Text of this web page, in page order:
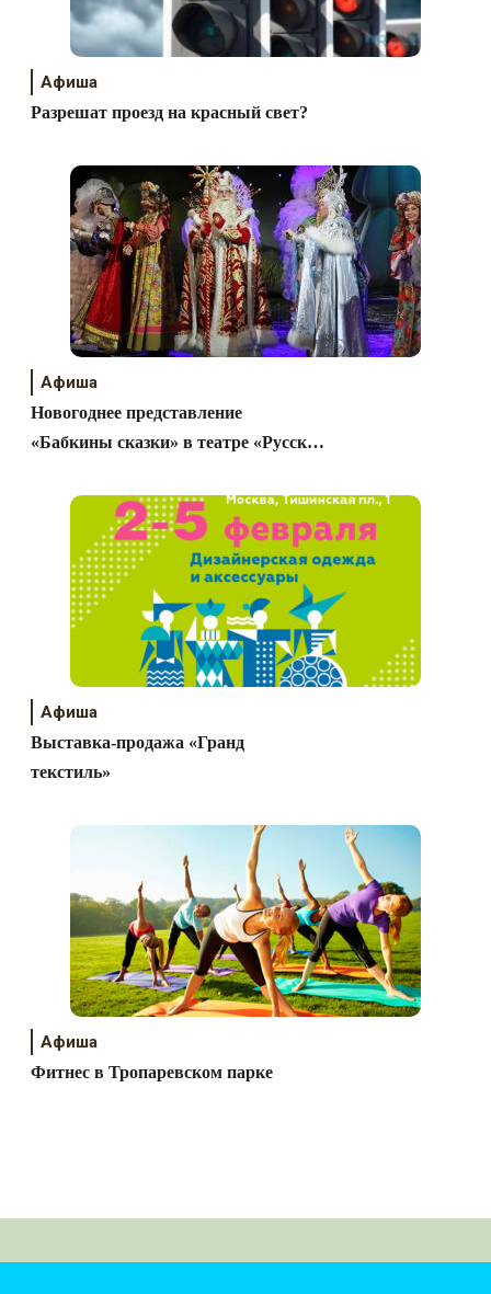
Афиша
Разрешат проезд на красный свет?
Афиша
Новогоднее представление
«Бабкины сказки» в театре «Русская
Афиша
Выставка-продажа «Гранд
текстиль»
Афиша
Фитнес в Тропаревском парке